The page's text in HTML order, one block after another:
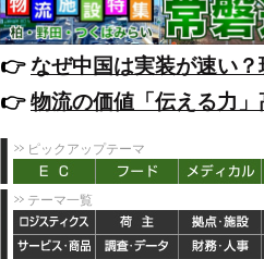
👉️なぜ中国は実装が速い
👉️物流の価値「伝える力
ピックアップテーマ
テーマ一覧